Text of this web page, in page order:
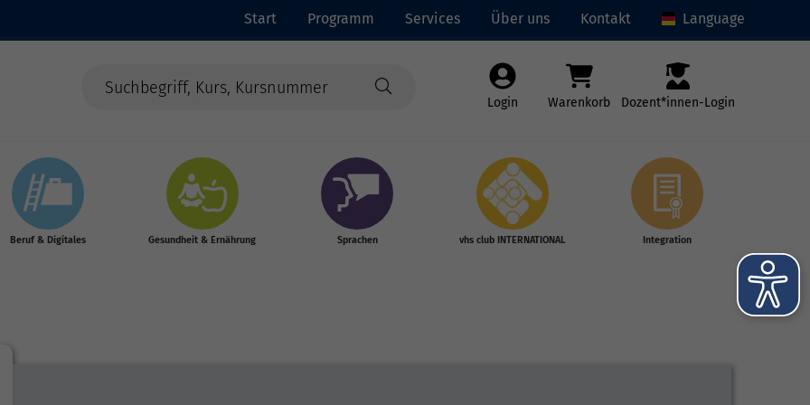
Start Programm Services Über uns Kontakt Language
Login Warenkorb Dozent*innen-Login
Beruf & Digitales Gesundheit & Ernährung Sprachen vhs club INTERNATIONAL Integration